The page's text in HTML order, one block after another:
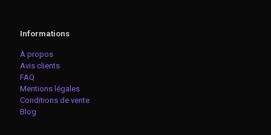
Informations
À propos
Avis clients
FAQ
Mentions légales
Conditions de vente
Blog